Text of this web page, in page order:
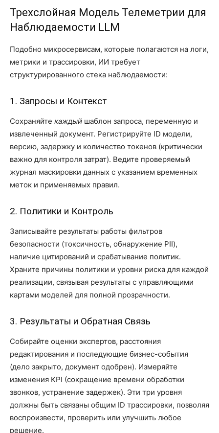
Трехслойная Модель Телеметрии для
Наблюдаемости LLM
Подобно микросервисам, которые полагаются на логи,
метрики и трассировки, ИИ требует
структурированного стека наблюдаемости:
1. Запросы и Контекст
Сохраняйте каждый шаблон запроса, переменную и
извлеченный документ. Регистрируйте ID модели,
версию, задержку и количество токенов (критически
важно для контроля затрат). Ведите проверяемый
журнал маскировки данных с указанием временных
меток и применяемых правил.
2. Политики и Контроль
Записывайте результаты работы фильтров
безопасности (токсичность, обнаружение PII),
наличие цитирований и срабатывание политик.
Храните причины политики и уровни риска для каждой
реализации, связывая результаты с управляющими
картами моделей для полной прозрачности.
3. Результаты и Обратная Связь
Собирайте оценки экспертов, расстояния
редактирования и последующие бизнес-события
(дело закрыто, документ одобрен). Измеряйте
изменения KPI (сокращение времени обработки
звонков, устранение задержек). Эти три уровня
должны быть связаны общим ID трассировки, позволяя
воспроизвести, проверить или улучшить любое
решение.